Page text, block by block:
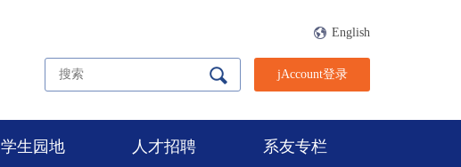
English
jAccount登录
学生园地 人才招聘 系友专栏